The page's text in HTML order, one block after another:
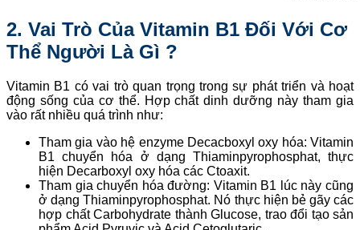
2. Vai Trò Của Vitamin B1 Đối Với Cơ
Thể Người Là Gì ?
Vitamin B1 có vai trò quan trọng trong sự phát triển và hoạt
động sống của cơ thể. Hợp chất dinh dưỡng này tham gia
vào rất nhiều quá trình như:
Tham gia vào hệ enzyme Decacboxyl oxy hóa: Vitamin
B1 chuyển hóa ở dạng Thiaminpyrophosphat, thực
hiện Decarboxyl oxy hóa các Ctoaxit.
Tham gia chuyển hóa đường: Vitamin B1 lúc này cũng
ở dạng Thiaminpyrophosphat. Nó thực hiện bẻ gãy các
hợp chất Carbohydrate thành Glucose, trao đổi tạo sản